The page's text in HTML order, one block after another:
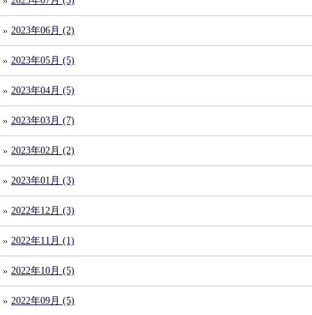
2023年06月 (2)
2023年05月 (5)
2023年04月 (5)
2023年03月 (7)
2023年02月 (2)
2023年01月 (3)
2022年12月 (3)
2022年11月 (1)
2022年10月 (5)
2022年09月 (5)